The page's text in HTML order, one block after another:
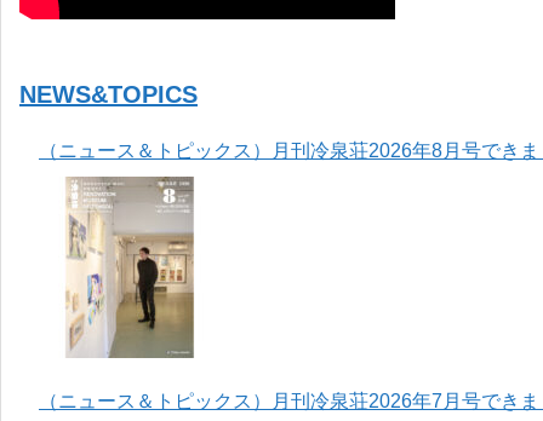
NEWS&TOPICS
（ニュース＆トピックス）月刊冷泉荘2026年8月号でき
（ニュース＆トピックス）月刊冷泉荘2026年7月号でき